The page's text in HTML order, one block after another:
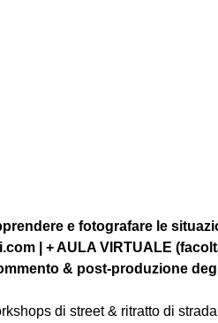
e fotografare le
| + AULA VIRTUALE
& post-produzione
di street & ritratto di